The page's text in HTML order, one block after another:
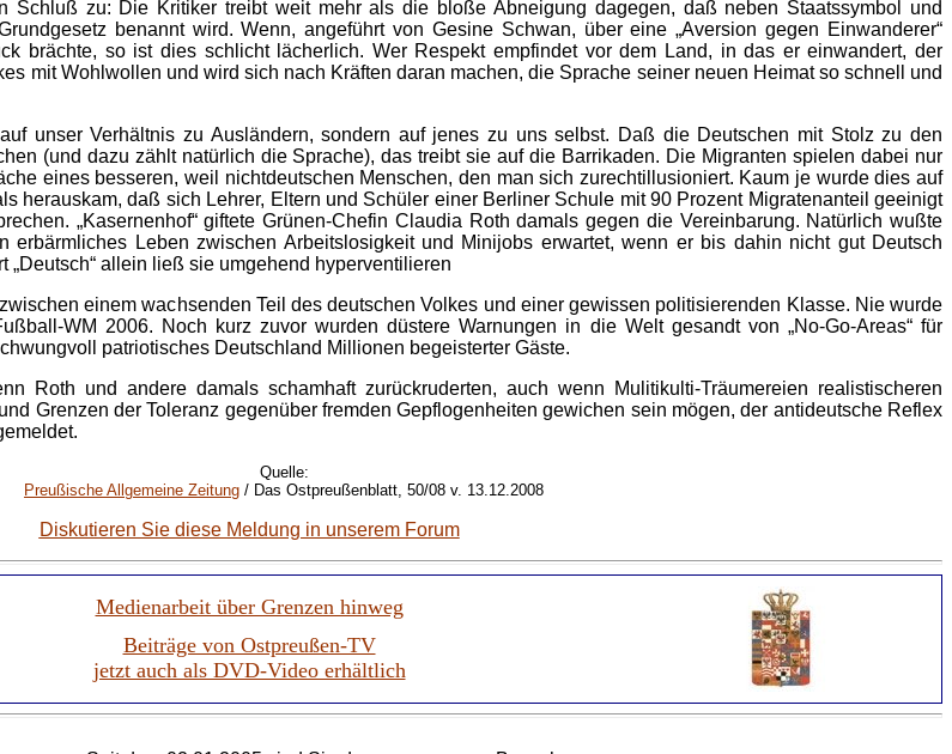
Schluß zu: Die Kritiker treibt weit mehr als die bloße Abneigung dagegen, daß neben Staatssymbol und
benannt wird. Wenn, angeführt von Gesine Schwan, über eine „Aversion gegen Einwanderer“
brächte, so ist dies schlicht lächerlich. Wer Respekt empfindet vor dem Land, in das er einwandert, der
mit Wohlwollen und wird sich nach Kräften daran machen, die Sprache seiner neuen Heimat so schnell und
unser Verhältnis zu Ausländern, sondern auf jenes zu uns selbst. Daß die Deutschen mit Stolz zu den
(und dazu zählt natürlich die Sprache), das treibt sie auf die Barrikaden. Die Migranten spielen dabei nur
eines besseren, weil nichtdeutschen Menschen, den man sich zurechtillusioniert. Kaum je wurde dies auf
herauskam, daß sich Lehrer, Eltern und Schüler einer Berliner Schule mit 90 Prozent Migratenanteil geeinigt
„Kasernenhof“ giftete Grünen-Chefin Claudia Roth damals gegen die Vereinbarung. Natürlich wußte
erbärmliches Leben zwischen Arbeitslosigkeit und Minijobs erwartet, wenn er bis dahin nicht gut Deutsch
allein ließ sie umgehend hyperventilieren
einem wachsenden Teil des deutschen Volkes und einer gewissen politisierenden Klasse. Nie wurde
WM 2006. Noch kurz zuvor wurden düstere Warnungen in die Welt gesandt von „No-Go-Areas“ für
patriotisches Deutschland Millionen begeisterter Gäste.
Roth und andere damals schamhaft zurückruderten, auch wenn Mulitikulti-Träumereien realistischeren
Grenzen der Toleranz gegenüber fremden Gepflogenheiten gewichen sein mögen, der antideutsche Reflex
Quelle:
Preußische Allgemeine Zeitung / Das Ostpreußenblatt, 50/08 v. 13.12.2008
Diskutieren Sie diese Meldung in unserem Forum
Medienarbeit über Grenzen hinweg
Beiträge von Ostpreußen-TV
jetzt auch als DVD-Video erhältlich